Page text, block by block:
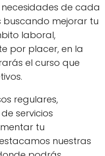
de cada
buscando mejorar tu
laboral,
por placer, en la
el curso que
regulares,
servicios
tu
nuestras